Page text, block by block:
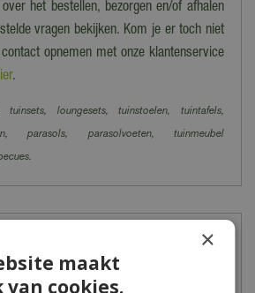
het bestellen, bezorgen en/of afhalen
vragen bekijken. Kom je er toch niet
opnemen met onze klantenservice
.
loungesets, tuinstoelen, tuintafels,
parasols, parasolvoeten, tuinmeubel
Zet dan een zwembad op in
×
maakt
cookies.